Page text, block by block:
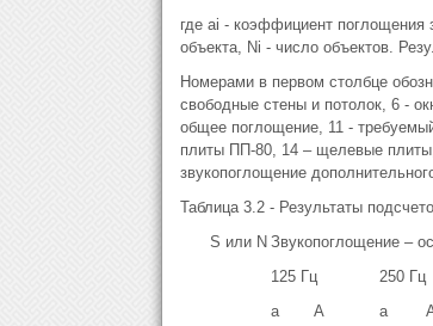
где aі - коэффициент
объекта, Ni - число объектов.
Номерами в первом столбце
свободные стены и потолок, 6 -
общее поглощение, 11 -
плиты ПП-80, 14 – щелевые
звукопоглощение
Таблица 3.2 - Результаты
S или N Звукопоглощение –
125 Гц
250 Гц
a
А a